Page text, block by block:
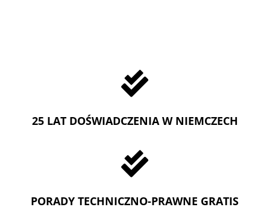

25 LAT DOŚWIADCZENIA W NIEMCZECH

PORADY TECHNICZNO-PRAWNE GRATIS